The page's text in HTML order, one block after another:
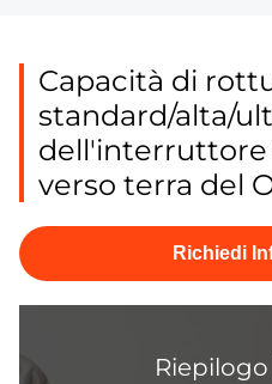
Capacità di
standard/alta/
dell'interruttore
verso terra del
Richiedi